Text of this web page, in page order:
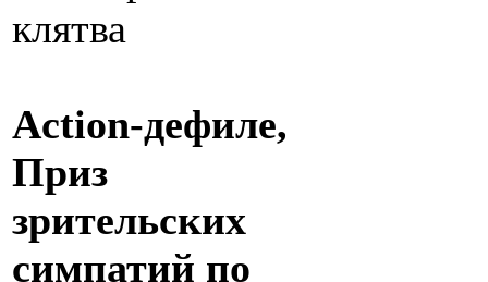
клятва
Action-дефиле,
Приз
зрительских
симпатий по